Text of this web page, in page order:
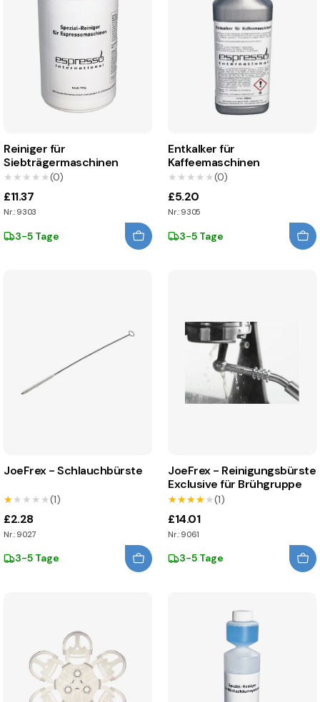
Reiniger für
Siebträgermaschinen
★★★★★
★★★★★(0)
£11.37
Nr.: 9303
3-5 Tage
Entkalker für
Kaffeemaschinen
★★★★★
★★★★★(0)
£5.20
Nr.: 9305
3-5 Tage
JoeFrex - Schlauchbürste
★★★★★
★★★★★(1)
£2.28
Nr.: 9027
3-5 Tage
JoeFrex - Reinigungsbürste
Exclusive für Brühgruppe
★★★★★
★★★★★(1)
£14.01
Nr.: 9061
3-5 Tage